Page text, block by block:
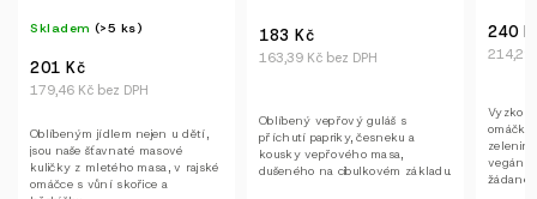
Skladem (>5 ks)
179,46 Kč bez DPH
201 Kč
Oblíbeným jídlem nejen u dětí,
jsou naše šťavnaté masové
kuličky z mletého masa, v rajské
omáčce s vůní skořice a
163,39 Kč bez DPH
183 Kč
Oblíbený vepřový guláš s
příchutí papriky, česneku a
kousky vepřového masa,
dušeného na cibulkovém základu.
214,29
240
žádané